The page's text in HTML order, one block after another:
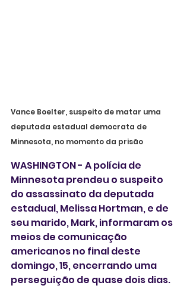
Vance Boelter, suspeito de matar uma
deputada estadual democrata de
Minnesota, no momento da prisão
WASHINGTON - A polícia de
Minnesota prendeu o suspeito
do assassinato da deputada
estadual, Melissa Hortman, e de
seu marido, Mark, informaram os
meios de comunicação
americanos no final deste
domingo, 15, encerrando uma
perseguição de quase dois dias.